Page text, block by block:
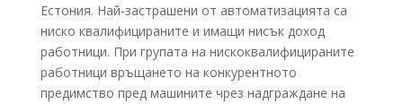
Естония. Най-застрашени от автоматизацията са
ниско квалифицираните и имащи нисък доход
работници. При групата на нискоквалифицираните
работници връщането на конкурентното
предимство пред машините чрез надграждане на